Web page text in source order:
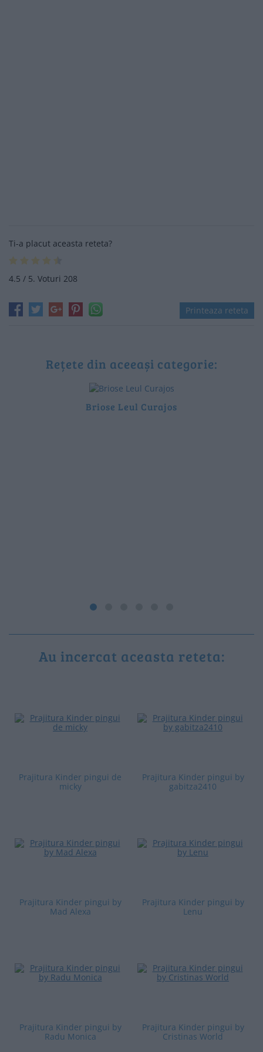
Ti-a placut aceasta reteta?
4.5 / 5. Voturi 208
Printeaza reteta
Rețete din aceeași categorie:
Briose Leul Curajos
Au incercat aceasta reteta:
Prajitura Kinder pingui de
micky
Prajitura Kinder pingui by
gabitza2410
Prajitura Kinder pingui by
Mad Alexa
Prajitura Kinder pingui by
Lenu
Prajitura Kinder pingui by
Radu Monica
Prajitura Kinder pingui by
Cristinas World